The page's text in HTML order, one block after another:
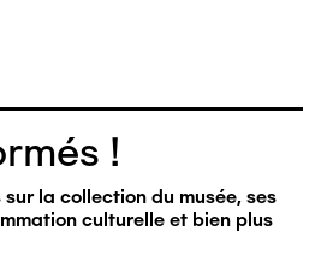
!
la collection du musée, ses
culturelle et bien plus